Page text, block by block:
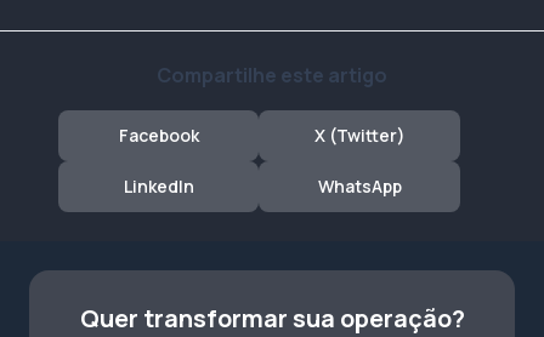
Compartilhe este artigo
Facebook X (Twitter)
LinkedIn WhatsApp
Quer transformar sua operação?